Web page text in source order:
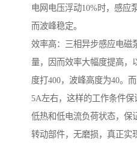
电网电压浮动10%时，感应
而波峰稳定。
效率高：三相异步感应电磁
量，因而效率大幅度提高，
度打400，波峰高度为40。
5A左右，这样的工作条件
低热和低电流负荷状态，保
转动部件，无磨损，真正实